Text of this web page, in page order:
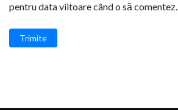
pentru data viitoare când o să comentez.
Trimite